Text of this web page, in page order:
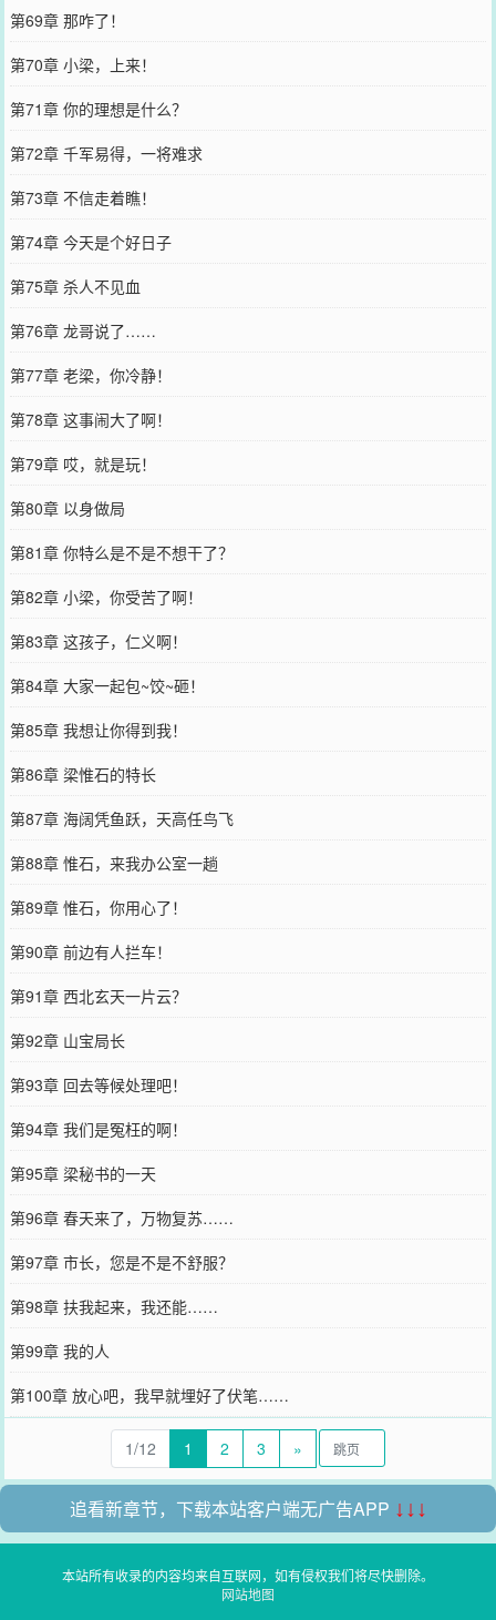
第69章 那咋了！
第70章 小梁，上来！
第71章 你的理想是什么？
第72章 千军易得，一将难求
第73章 不信走着瞧！
第74章 今天是个好日子
第75章 杀人不见血
第76章 龙哥说了……
第77章 老梁，你冷静！
第78章 这事闹大了啊！
第79章 哎，就是玩！
第80章 以身做局
第81章 你特么是不是不想干了？
第82章 小梁，你受苦了啊！
第83章 这孩子，仁义啊！
第84章 大家一起包~饺~砸！
第85章 我想让你得到我！
第86章 梁惟石的特长
第87章 海阔凭鱼跃，天高任鸟飞
第88章 惟石，来我办公室一趟
第89章 惟石，你用心了！
第90章 前边有人拦车！
第91章 西北玄天一片云？
第92章 山宝局长
第93章 回去等候处理吧！
第94章 我们是冤枉的啊！
第95章 梁秘书的一天
第96章 春天来了，万物复苏……
第97章 市长，您是不是不舒服？
第98章 扶我起来，我还能……
第99章 我的人
第100章 放心吧，我早就埋好了伏笔……
1/12 1 2 3 »
追看新章节，下载本站客户端无广告APP ↓↓↓
本站所有收录的内容均来自互联网，如有侵权我们将尽快删除。
网站地图